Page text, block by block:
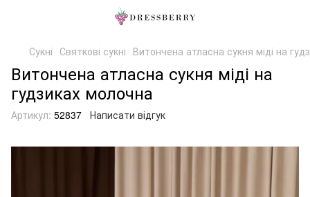
Сукні Святкові сукні Витончена атласна сукня міді на
Витончена атласна сукня міді на
гудзиках молочна
Артикул: 52837 Написати відгук